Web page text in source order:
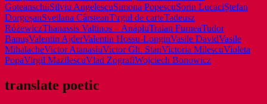
GoteanschiiSilviu AngelescuSimona PopescuSorin LucaciȘtefan
DorgoșanSvetlana CârsteanT\rgul de carteTadeusz
RóżewiczThanassis Valtinos – AnápluTraian FurneaTudor
BanuşValentin AjderValentin Hossu-LonginVasile DavidVasile
MihalacheVictor AtanasiuVictor Gh. StanVictoria MilescuVioleta
PopaVirgil MazilescuVlad ZografiWojciech Bonowicz
translate poetic